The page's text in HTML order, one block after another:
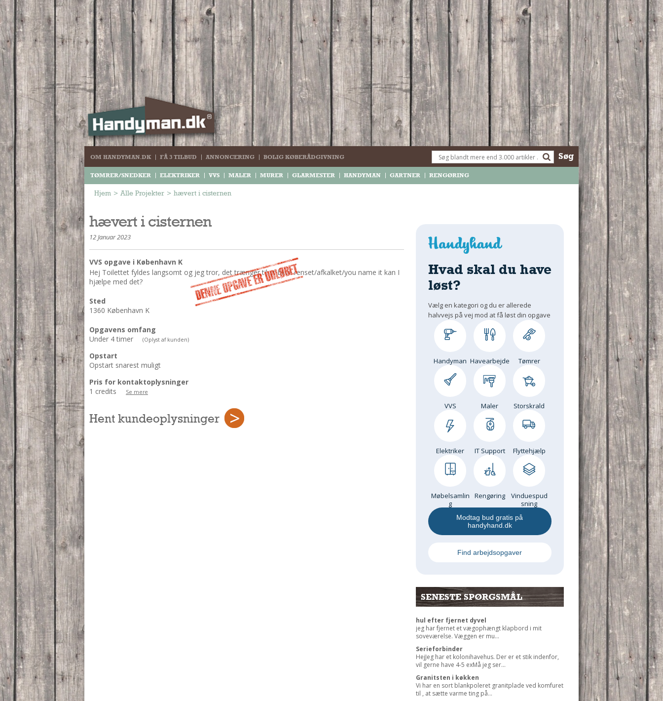
OM HANDYMAN.DK FÅ 3 TILBUD ANNONCERING BOLIG KØBERÅDGIVNING
TØMRER/SNEDKER ELEKTRIKER VVS MALER MURER GLARMESTER HANDYMAN GARTNER RENGØRING
Søg
Hjem > Alle Projekter > hævert i cisternen
hævert i cisternen
12 Januar 2023
VVS opgave i København K
Hej Toilettet fyldes langsomt og jeg tror, det trænger til at blive renset/afkalket/you name it kan I
hjælpe med det?
Sted
1360 København K
Opgavens omfang
Under 4 timer
(Oplyst af kunden)
Opstart
Opstart snarest muligt
Pris for kontaktoplysninger
1 credits
Se mere
Hent kundeoplysninger
Hvad skal du have
løst?
Vælg en kategori og du er allerede
halvvejs på vej mod at få løst din opgave
Handyman Havearbejde Tømrer
VVS Maler Storskrald
Elektriker IT Support Flyttehjælp
Møbelsamlin
g
Rengøring
Vinduespud
sning
Modtag bud gratis på
handyhand.dk
Find arbejdsopgaver
SENESTE SPØRGSMÅL
hul efter fjernet dyvel
jeg har fjernet et vægophængt klapbord i mit
soveværelse. Væggen er mu...
Serieforbinder
HejJeg har et kolonihavehus. Der er et stik indenfor,
vil gerne have 4-5 exMå jeg ser...
Granitsten i køkken
Vi har en sort blankpoleret granitplade ved komfuret
til , at sætte varme ting på...